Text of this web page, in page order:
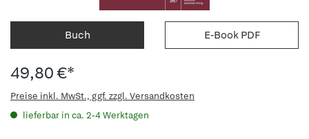
Buch E-Book PDF
49,80 €*
Preise inkl. MwSt., ggf. zzgl. Versandkosten
lieferbar in ca. 2-4 Werktagen